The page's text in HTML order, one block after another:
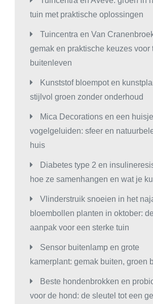
tuin met praktische oplossingen
Tuincentra en Van
gemak en praktische keuzes voor
buitenleven
Kunststof bloempot en
stijlvol groen zonder onderhoud
Mica Decorations en een
vogelgeluiden: sfeer en
huis
Diabetes type 2 en
hoe ze samenhangen en wat je
Vlinderstruik snoeien in het
bloembollen planten in oktober:
aanpak voor een sterke tuin
Sensor buitenlamp en grote
kamerplant: gemak buiten, groen
Beste hondenbrokken en
voor de hond: de sleutel tot een